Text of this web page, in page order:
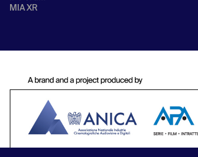
MIA XR